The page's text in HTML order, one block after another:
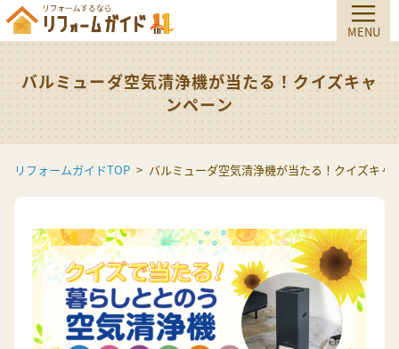
バルミューダ空気清浄機が当たる！クイズキャ
ンペーン
リフォームガイドTOP バルミューダ空気清浄機が当たる！クイズキャ